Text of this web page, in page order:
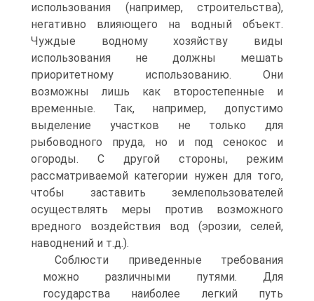
использования (например, строительства),
негативно влияющего на водный объект.
Чуждые водному хозяйству виды
использования не должны мешать
приоритетному использованию. Они
возможны лишь как второстепенные и
временные. Так, например, допустимо
выделение участков не только для
рыбоводного пруда, но и под сенокос и
огороды. С другой стороны, режим
рассматриваемой категории нужен для того,
чтобы заставить землепользователей
осуществлять меры против возможного
вредного воздействия вод (эрозии, селей,
наводнений и т.д.).
Соблюсти приведенные требования
можно различными путями. Для
государства наиболее легкий путь